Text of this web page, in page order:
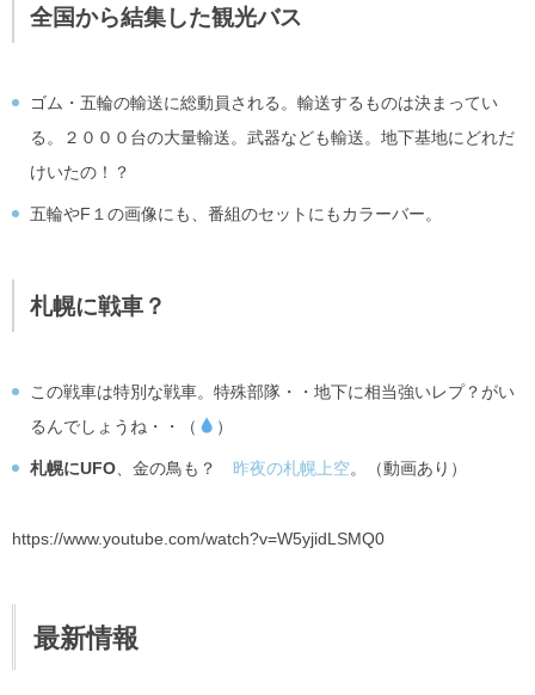
全国から結集した観光バス
ゴム・五輪の輸送に総動員される。輸送するものは決まってい
る。２０００台の大量輸送。武器なども輸送。地下基地にどれだ
けいたの！？
五輪やF１の画像にも、番組のセットにもカラーバー。
札幌に戦車？
この戦車は特別な戦車。特殊部隊・・地下に相当強いレプ？がい
るんでしょうね・・（
）
札幌にUFO 、金の鳥も？ 昨夜の札幌上空。（動画あり）
https://www.youtube.com/watch?v=W5yjidLSMQ0
最新情報